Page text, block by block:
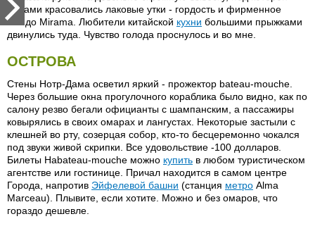
рядами красовались лаковые утки - гордость и фирменное
блюдо Mirama. Любители китайской кухни большими прыжками
двинулись туда. Чувство голода проснулось и во мне.
ОСТРОВА
Стены Нотр-Дама осветил яркий - прожектор bateau-mouche.
Через большие окна прогулочного кораблика было видно, как по
салону резво бегали официанты с шампанским, а пассажиры
ковырялись в своих омарах и лангустах. Некоторые застыли с
клешней во рту, созерцая собор, кто-то бесцеремонно чокался
под звуки живой скрипки. Все удовольствие -100 долларов.
Билеты Habateau-mouche можно купить в любом туристическом
агентстве или гостинице. Причал находится в самом центре
Города, напротив Эйфелевой башни (станция метро Alma
Marceau). Плывите, если хотите. Можно и без омаров, что
гораздо дешевле.